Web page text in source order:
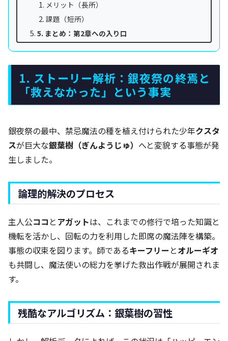
メリット（長所）
課題（短所）
5. まとめ：第2章への入り口
1. ストーリー解析：銀夜祭の終焉と
「救えなかった」という事実
銀夜祭の最中、禁忌魔法の種を植え付けられた少年クスタ
スが巨大な銀葉樹（ぎんようじゅ） へと変貌する事態が発
生しました。
論理的解決のプロセス
主人公ココ と アガットは、これまでの修行で培った知識と
機転を活かし、回転の力を利用した即席の魔法陣を構築。
事態の収束を図ります。師であるキーフリー とオルーギオ
も共闘し、魔法使いの総力を挙げた救出作戦が展開されま
す。
残酷なアルゴリズム：銀葉樹の習性